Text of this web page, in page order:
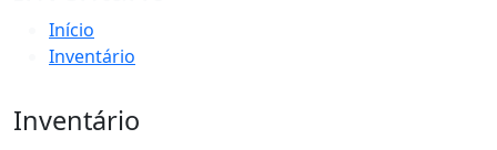
Início
Inventário
Inventário